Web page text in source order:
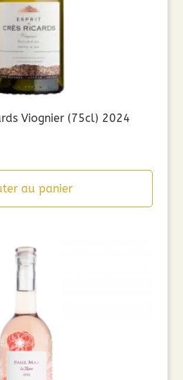
Viognier (75cl) 2024
au panier